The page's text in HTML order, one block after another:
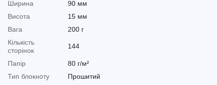
Ширина
90 мм
Висота
15 мм
Вага
200 г
Кількість
сторінок
144
Папір
80 г/м²
Тип блокноту
Прошитий